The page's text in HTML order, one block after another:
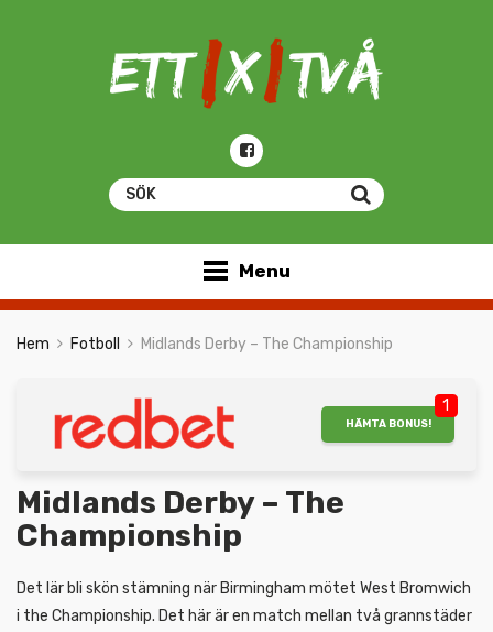
Menu
Hem Fotboll Midlands Derby – The Championship
1
HÄMTA BONUS!
Midlands Derby – The
Championship
Det lär bli skön stämning när Birmingham mötet West Bromwich
i the Championship. Det här är en match mellan två grannstäder